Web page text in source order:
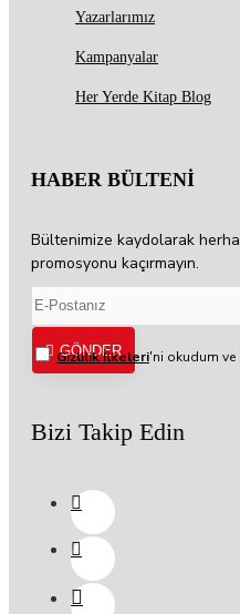
Yazarlarımız
Kampanyalar
Her Yerde Kitap Blog
HABER BÜLTENİ
Bültenimize kaydolarak
promosyonu kaçırmayın.
GÖNDER
Gizlilik İlkeleri'ni okudum
Bizi Takip Edin